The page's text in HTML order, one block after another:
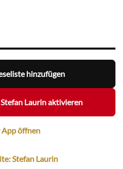
hinzufügen
Laurin aktivieren
App öffnen
Stefan Laurin